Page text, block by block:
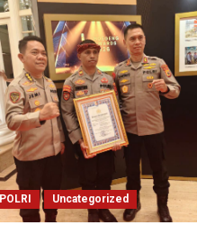
POLRI Uncategorized